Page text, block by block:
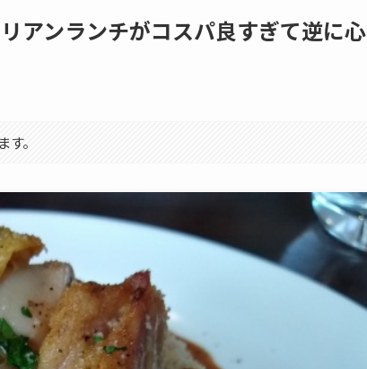
アンランチがコスパ良すぎて逆に心
。